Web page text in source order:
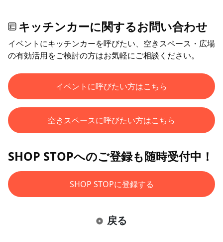
キッチンカーに関するお問い合わせ
イベントにキッチンカーを呼びたい、空きスペース・広場
の有効活用をご検討の方はお気軽にご相談ください。
イベントに呼びたい方はこちら
空きスペースに呼びたい方はこちら
SHOP STOPへのご登録も随時受付中！
SHOP STOPに登録する
戻る